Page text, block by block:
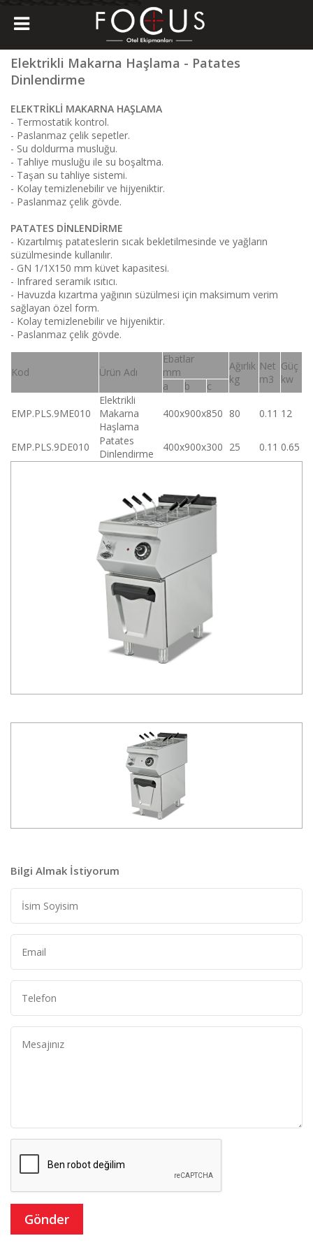
Elektrikli Makarna Haşlama - Patates
Dinlendirme
ELEKTRİKLİ MAKARNA HAŞLAMA
- Termostatik kontrol.
- Paslanmaz çelik sepetler.
- Su doldurma musluğu.
- Tahliye musluğu ile su boşaltma.
- Taşan su tahliye sistemi.
- Kolay temizlenebilir ve hijyeniktir.
- Paslanmaz çelik gövde.
PATATES DİNLENDİRME
- Kızartılmış patateslerin sıcak bekletilmesinde ve yağların
süzülmesinde kullanılır.
- GN 1/1X150 mm küvet kapasitesi.
- Infrared seramik ısıtıcı.
- Havuzda kızartma yağının süzülmesi için maksimum verim
sağlayan özel form.
- Kolay temizlenebilir ve hijyeniktir.
- Paslanmaz çelik gövde.
Kod Ürün Adı
Ebatlar
mm
Ağırlık
kg
Net
m3
Güç
kw
a b c
EMP.PLS.9ME010
Elektrikli
Makarna
Haşlama
400x900x850 80 0.11 12
EMP.PLS.9DE010
Patates
Dinlendirme
400x900x300 25 0.11 0.65
Bilgi Almak İstiyorum